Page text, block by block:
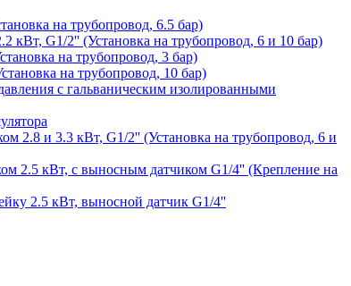
на трубопровод, 6.5 бар)
кВт, G1/2'' (Установка на трубопровод, 6 и 10 бар)
на трубопровод, 3 бар)
на трубопровод, 10 бар)
с гальваническим изолированными
2.8 и 3.3 кВт, G1/2'' (Установка на трубопровод, 6 и
2.5 кВт, с выносным датчиком G1/4'' (Крепление на
2.5 кВт, выносной датчик G1/4''